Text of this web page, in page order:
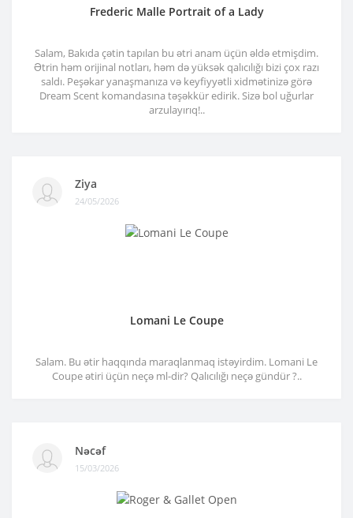
Frederic Malle Portrait of a Lady
Salam, Bakıda çətin tapılan bu ətri anam üçün əldə etmişdim.
Ətrin həm orijinal notları, həm də yüksək qalıcılığı bizi çox razı
saldı. Peşəkar yanaşmanıza və keyfiyyətli xidmətinizə görə
Dream Scent komandasına təşəkkür edirik. Sizə bol uğurlar
arzulayırıq!..
Ziya
24/05/2026
Lomani Le Coupe
Salam. Bu ətir haqqında maraqlanmaq istəyirdim. Lomani Le
Coupe ətiri üçün neçə ml-dir? Qalıcılığı neçə gündür ?..
Nəcəf
15/03/2026